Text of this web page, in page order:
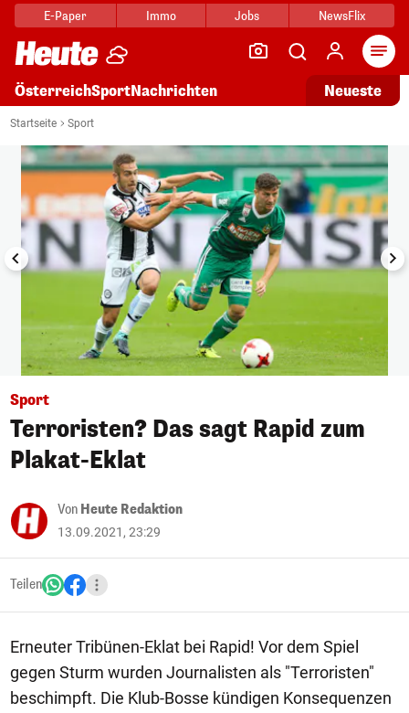
E-Paper Immo Jobs NewsFlix
ÖsterreichSportNachrichten Neueste
Startseite Sport
1/6
Sport
Terroristen? Das sagt Rapid zum
Plakat-Eklat
Von Heute Redaktion
13.09.2021, 23:29
Teilen
Erneuter Tribünen-Eklat bei Rapid! Vor dem Spiel
gegen Sturm wurden Journalisten als "Terroristen"
beschimpft. Die Klub-Bosse kündigen Konsequenzen